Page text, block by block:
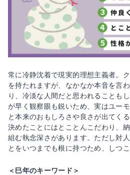
常に冷静沈着で現実的理想主義者。
を持たれますが、なかなか本音を言
り、冷淡な人間だと思われることも
が早く観察眼も鋭いため、実はユー
と本来のおもしろさや良さが出てく
決めたことにはとことんこだわり、
組む執念深さがあります。ただし対
とをいつまでも根に持つため、しつ
＜巳年のキーワード＞